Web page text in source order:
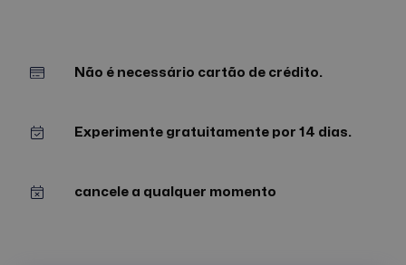
Não é necessário cartão de crédito.
Experimente gratuitamente por 14 dias.
cancele a qualquer momento